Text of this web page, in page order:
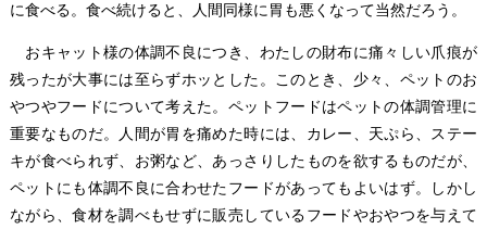
に食べる。食べ続けると、人間同様に胃も悪くなって当然だろう。
おキャット様の体調不良につき、わたしの財布に痛々しい爪痕が
残ったが大事には至らずホッとした。このとき、少々、ペットのお
やつやフードについて考えた。ペットフードはペットの体調管理に
重要なものだ。人間が胃を痛めた時には、カレー、天ぷら、ステー
キが食べられず、お粥など、あっさりしたものを欲するものだが、
ペットにも体調不良に合わせたフードがあってもよいはず。しかし
ながら、食材を調べもせずに販売しているフードやおやつを与えて